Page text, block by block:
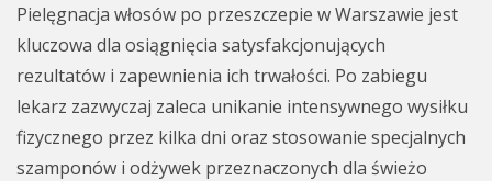
Pielęgnacja włosów po przeszczepie w Warszawie jest
kluczowa dla osiągnięcia satysfakcjonujących
rezultatów i zapewnienia ich trwałości. Po zabiegu
lekarz zazwyczaj zaleca unikanie intensywnego wysiłku
fizycznego przez kilka dni oraz stosowanie specjalnych
szamponów i odżywek przeznaczonych dla świeżo